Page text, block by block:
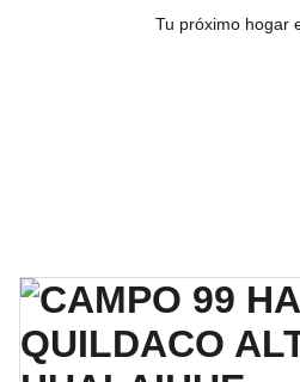
Tu próximo hogar